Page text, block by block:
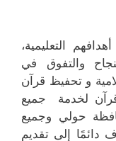
التعليمية،
والتفوق في
و تحفيظ قرآن
لخدمة جميع
حولي وجميع
دائمًا إلى تقديم